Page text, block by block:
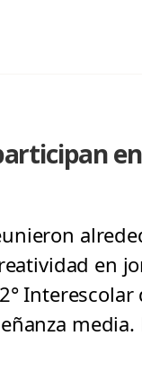
en